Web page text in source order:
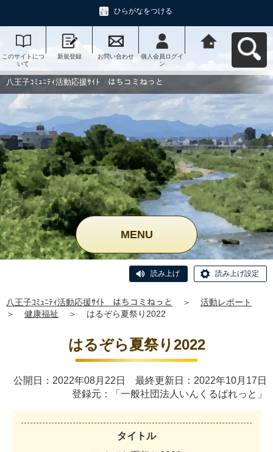
ひらがなをつける
このサイトにつ
いて
新規登録 お問い合わせ
個人会員ログイ
ン
動応援ｻｲﾄ はち
コミねっとへ戻
八王子ｺﾐｭﾆﾃｨ活動応援ｻｲﾄ はちコミねっと
MENU
読み上げ 読み上げ設定
八王子ｺﾐｭﾆﾃｨ活動応援ｻｲﾄ はちコミねっと ＞
活動レポート
＞
健康福祉 ＞ はるぞら夏祭り2022
はるぞら夏祭り2022
公開日：2022年08月22日 最終更新日：2022年10月17日
登録元：「一般社団法人いんくるぱれっと」
タイトル